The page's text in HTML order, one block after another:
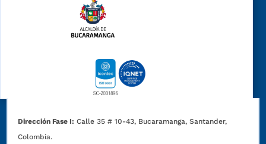
Dirección Fase I: Calle 35 # 10-43, Bucaramanga, Santander,
Colombia.